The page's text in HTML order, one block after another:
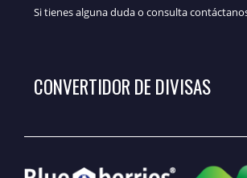
Si tienes alguna duda o consulta
CONVERTIDOR DE DIVISAS